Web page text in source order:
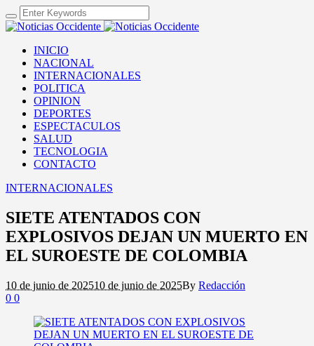
INICIO
NACIONAL
INTERNACIONALES
POLITICA
OPINION
DEPORTES
ESPECTACULOS
SALUD
TECNOLOGIA
CONTACTO
INTERNACIONALES
SIETE ATENTADOS CON
EXPLOSIVOS DEJAN UN MUERTO EN
EL SUROESTE DE COLOMBIA
10 de junio de 202510 de junio de 2025By Redacción
0 0